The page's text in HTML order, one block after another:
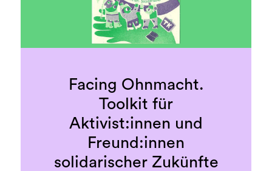
Facing Ohnmacht.
Toolkit für
Aktivist:innen und
Freund:innen
solidarischer Zukünfte